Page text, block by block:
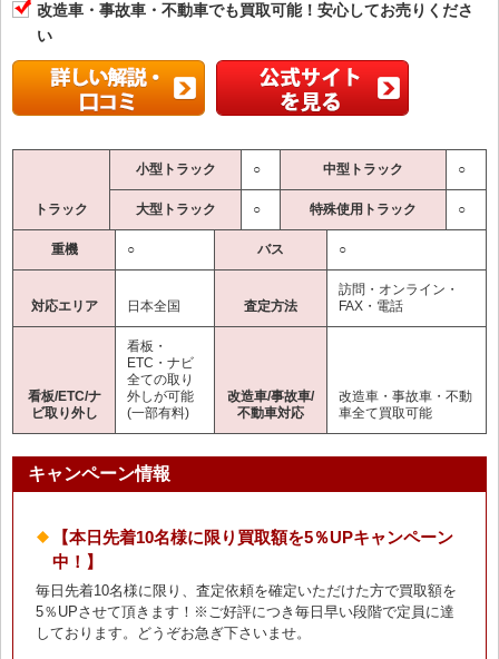
改造車・事故車・不動車でも買取可能！安心してお売りくださ
い
トラック
小型トラック ○ 中型トラック ○
大型トラック ○ 特殊使用トラック ○
重機 ○ バス ○
対応エリア 日本全国 査定方法
訪問・オンライン・
FAX・電話
看板/ETC/ナ
ビ取り外し
看板・
ETC・ナビ
全ての取り
外しが可能
(一部有料)
改造車/事故車/
不動車対応
改造車・事故車・不動
車全て買取可能
キャンペーン情報
【本日先着10名様に限り買取額を5％UPキャンペーン
中！】
毎日先着10名様に限り、査定依頼を確定いただけた方で買取額を
5％UPさせて頂きます！※ご好評につき毎日早い段階で定員に達
しております。どうぞお急ぎ下さいませ。